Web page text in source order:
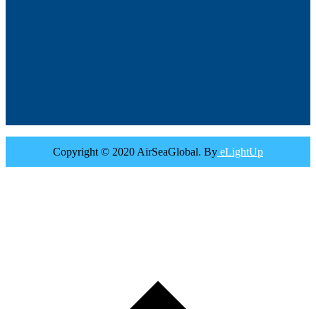
Copyright © 2020 AirSeaGlobal. By eLightUp